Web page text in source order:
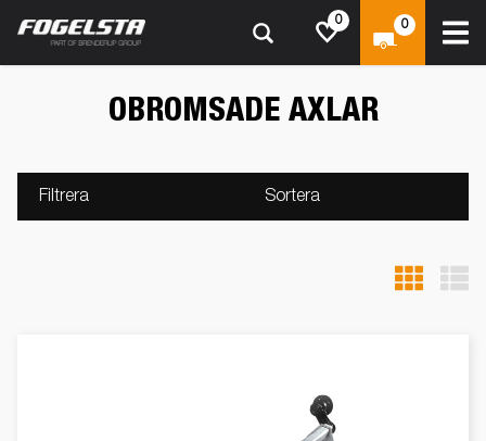
0 0
OBROMSADE AXLAR
Filtrera Sortera